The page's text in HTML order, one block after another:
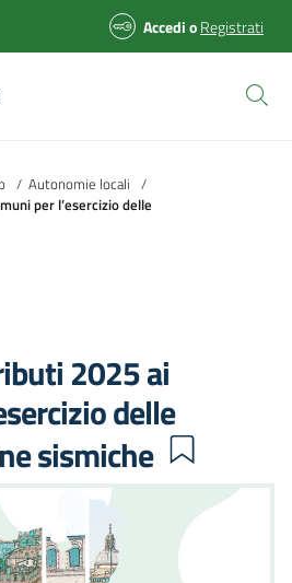
AccedioRegistrati
/ Autonomie locali /
per l’esercizio delle
2025 ai
delle
sismiche